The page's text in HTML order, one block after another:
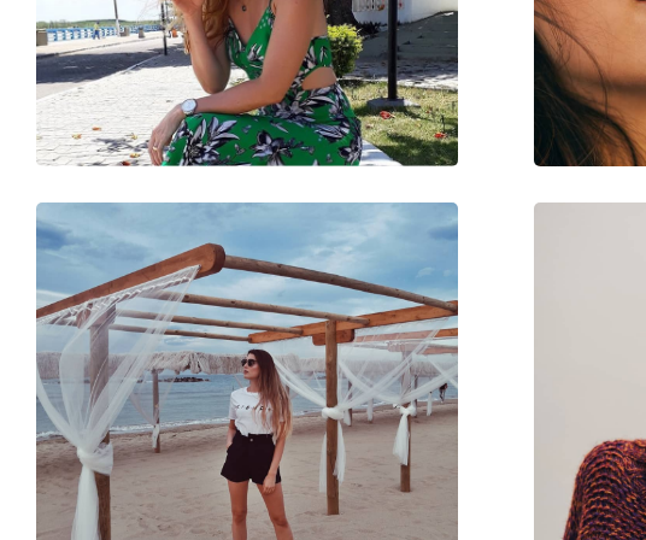
Γέφυρα:
14 mm
Βάρος:
145 γρ
Ρυθμιζόμενα μαξιλάρια μύτης:
Ναι
Αξεσουάρ
Παρέχονται με θήκη:
Ναι
Ναι
Άλλα
Τύπος:
Unisex
Κατηγορία:
Γυαλιά Ηλίου Επώνυμες Μάρκες
Μάρκα:
Ray-Ban
Χρήση:
Μόδα
Κωδικός Προϊόντος / Μοντέλο:
RB3025 003/3F 55
Διαθέσιμο με συνταγή:
Όχι